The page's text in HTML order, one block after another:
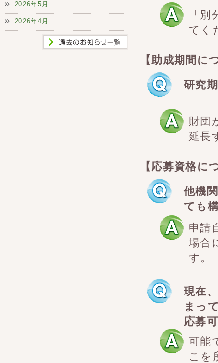
「
てく
【助成期間に
研究
財団
延長
【応募資格に
他機
ても
申請
場合
す。
現在
まっ
応募
可能
こを
2026年5月
2026年4月